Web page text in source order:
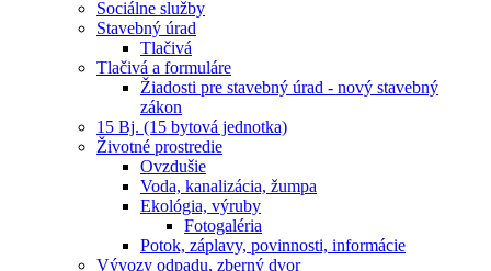
Sociálne služby
Stavebný úrad
Tlačivá
Tlačivá a formuláre
Žiadosti pre stavebný úrad - nový stavebný
zákon
15 Bj. (15 bytová jednotka)
Životné prostredie
Ovzdušie
Voda, kanalizácia, žumpa
Ekológia, výruby
Fotogaléria
Potok, záplavy, povinnosti, informácie
Vývozy odpadu, zberný dvor